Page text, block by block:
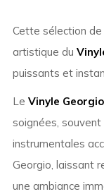
Cette sélection
artistique du
puissants et
Le Vinyle
soignées,
instrumentales
Georgio, laissant
une ambiance